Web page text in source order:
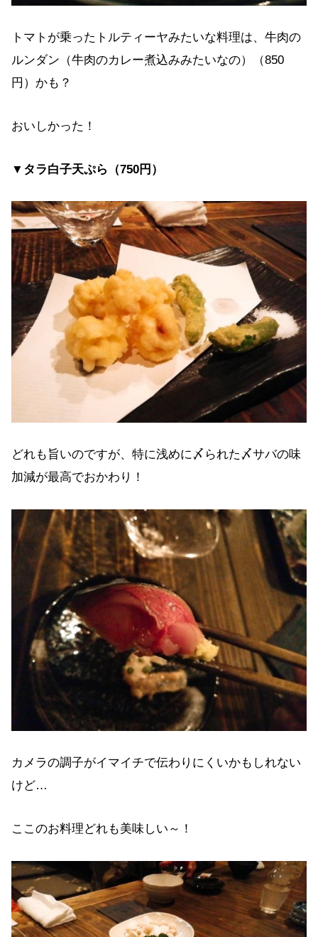
トマトが乗ったトルティーヤみたいな料理は、牛肉の
ルンダン（牛肉のカレー煮込みみたいなの）（850
円）かも？
おいしかった！
▼タラ白子天ぷら（750円）
どれも旨いのですが、特に浅めに〆られた〆サバの味
加減が最高でおかわり！
カメラの調子がイマイチで伝わりにくいかもしれない
けど…
ここのお料理どれも美味しい～！